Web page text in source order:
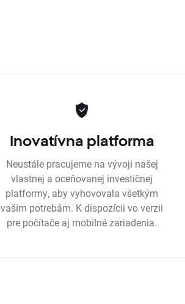
Inovatívna platforma
Neustále pracujeme na vývoji našej
vlastnej a oceňovanej investičnej
platformy, aby vyhovovala všetkým
vašim potrebám. K dispozícii vo verzii
pre počítače aj mobilné zariadenia.